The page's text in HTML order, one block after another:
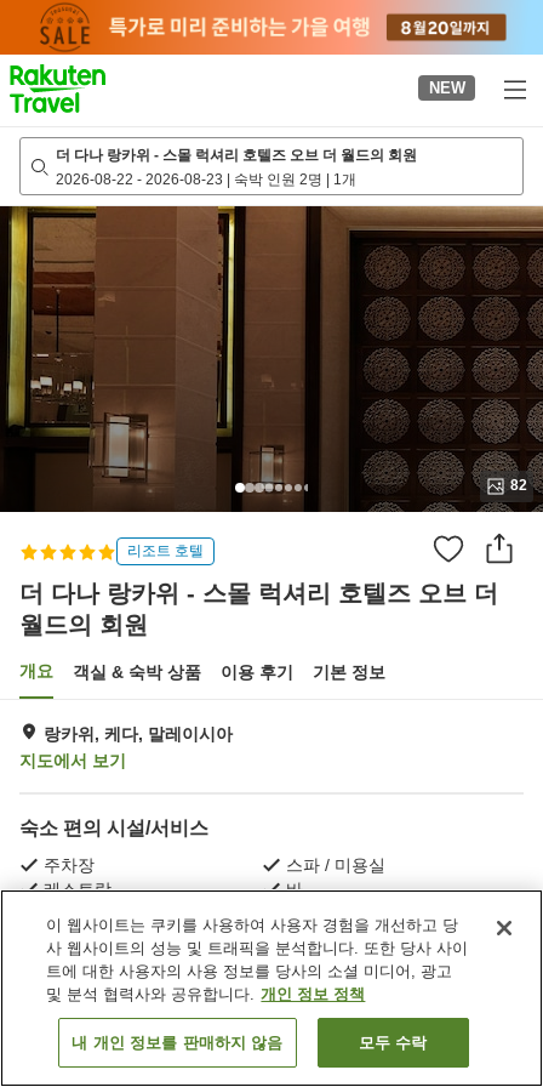
page
NEW
더 다나 랑카위 - 스몰 럭셔리 호텔즈 오브 더 월드의 회원
2026-08-22 - 2026-08-23 | 숙박 인원 2명 | 1개
82
리조트 호텔
더 다나 랑카위 - 스몰 럭셔리 호텔즈 오브 더
월드의 회원
개요 객실 & 숙박 상품 이용 후기 기본 정보
랑카위, 케다, 말레이시아
지도에서 보기
숙소 편의 시설/서비스
주차장
스파 / 미용실
레스토랑
바
말레이시아 케다
랑카위
더 다나 랑카위 - 스몰 럭셔리 호텔즈 오브 더 월드의 회원
객실 보기
이 웹사이트는 쿠키를 사용하여 사용자 경험을 개선하고 당
사 웹사이트의 성능 및 트래픽을 분석합니다. 또한 당사 사이
트에 대한 사용자의 사용 정보를 당사의 소셜 미디어, 광고
및 분석 협력사와 공유합니다. 개인 정보 정책
내 개인 정보를 판매하지 않음 모두 수락